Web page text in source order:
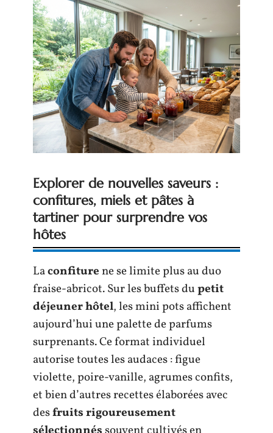
Explorer de nouvelles saveurs :
confitures, miels et pâtes à
tartiner pour surprendre vos
hôtes
Laconfiturene se limite plus au duo
fraise-abricot. Sur les buffets dupetit
déjeuner hôtel, les mini pots affichent
aujourd’hui une palette de parfums
surprenants. Ce format individuel
autorise toutes les audaces : figue
violette, poire-vanille, agrumes confits,
et bien d’autres recettes élaborées avec
desfruits rigoureusement